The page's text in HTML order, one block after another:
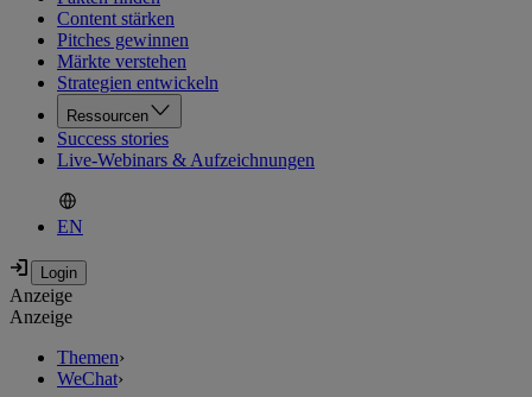
Content stärken
Pitches gewinnen
Märkte verstehen
Strategien entwickeln
Ressourcen
Success stories
Live-Webinars & Aufzeichnungen
EN
Anzeige
Anzeige
Themen›
WeChat›